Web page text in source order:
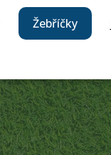
Žebříčky